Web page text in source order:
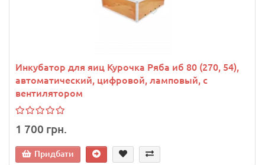
Инкубатор для яиц Курочка Ряба иб 80 (270, 54),
автоматический, цифровой, ламповый, с
вентилятором
1 700 грн.
Придбати